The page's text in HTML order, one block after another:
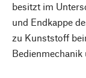
besitzt im
und Endkappe
zu Kunststoff
Bedienmechanik